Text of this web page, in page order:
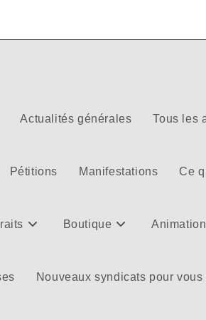
Actualités générales Tous les
Pétitions Manifestations Ce
Boutique
Nouveaux syndicats pour vous